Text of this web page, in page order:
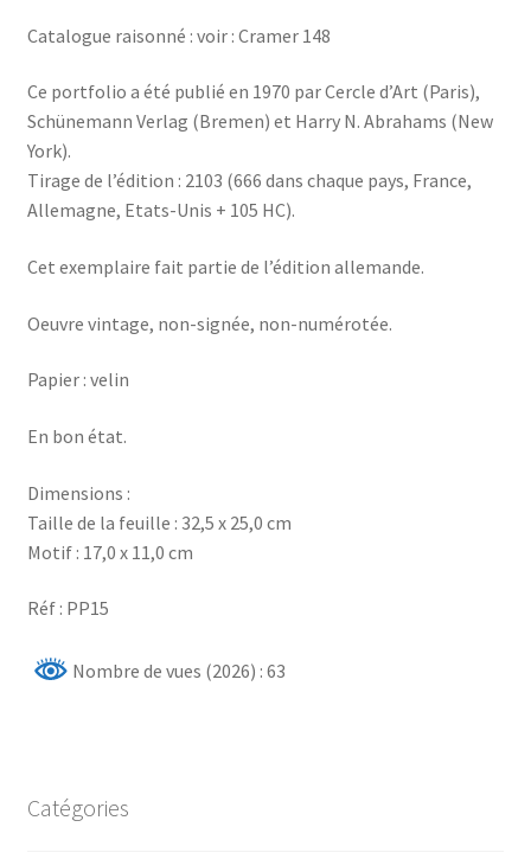
Catalogue raisonné : voir : Cramer 148
Ce portfolio a été publié en 1970 par Cercle d’Art (Paris),
Schünemann Verlag (Bremen) et Harry N. Abrahams (New
York).
Tirage de l’édition : 2103 (666 dans chaque pays, France,
Allemagne, Etats-Unis + 105 HC).
Cet exemplaire fait partie de l’édition allemande.
Oeuvre vintage, non-signée, non-numérotée.
Papier : velin
En bon état.
Dimensions :
Taille de la feuille : 32,5 x 25,0 cm
Motif : 17,0 x 11,0 cm
Réf : PP15
Nombre de vues (2026) : 63
Catégories